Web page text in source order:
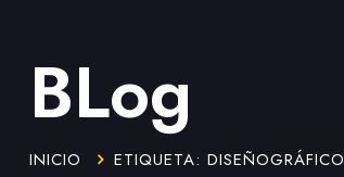
BLog
INICIO ETIQUETA: DISEÑOGRÁFICO